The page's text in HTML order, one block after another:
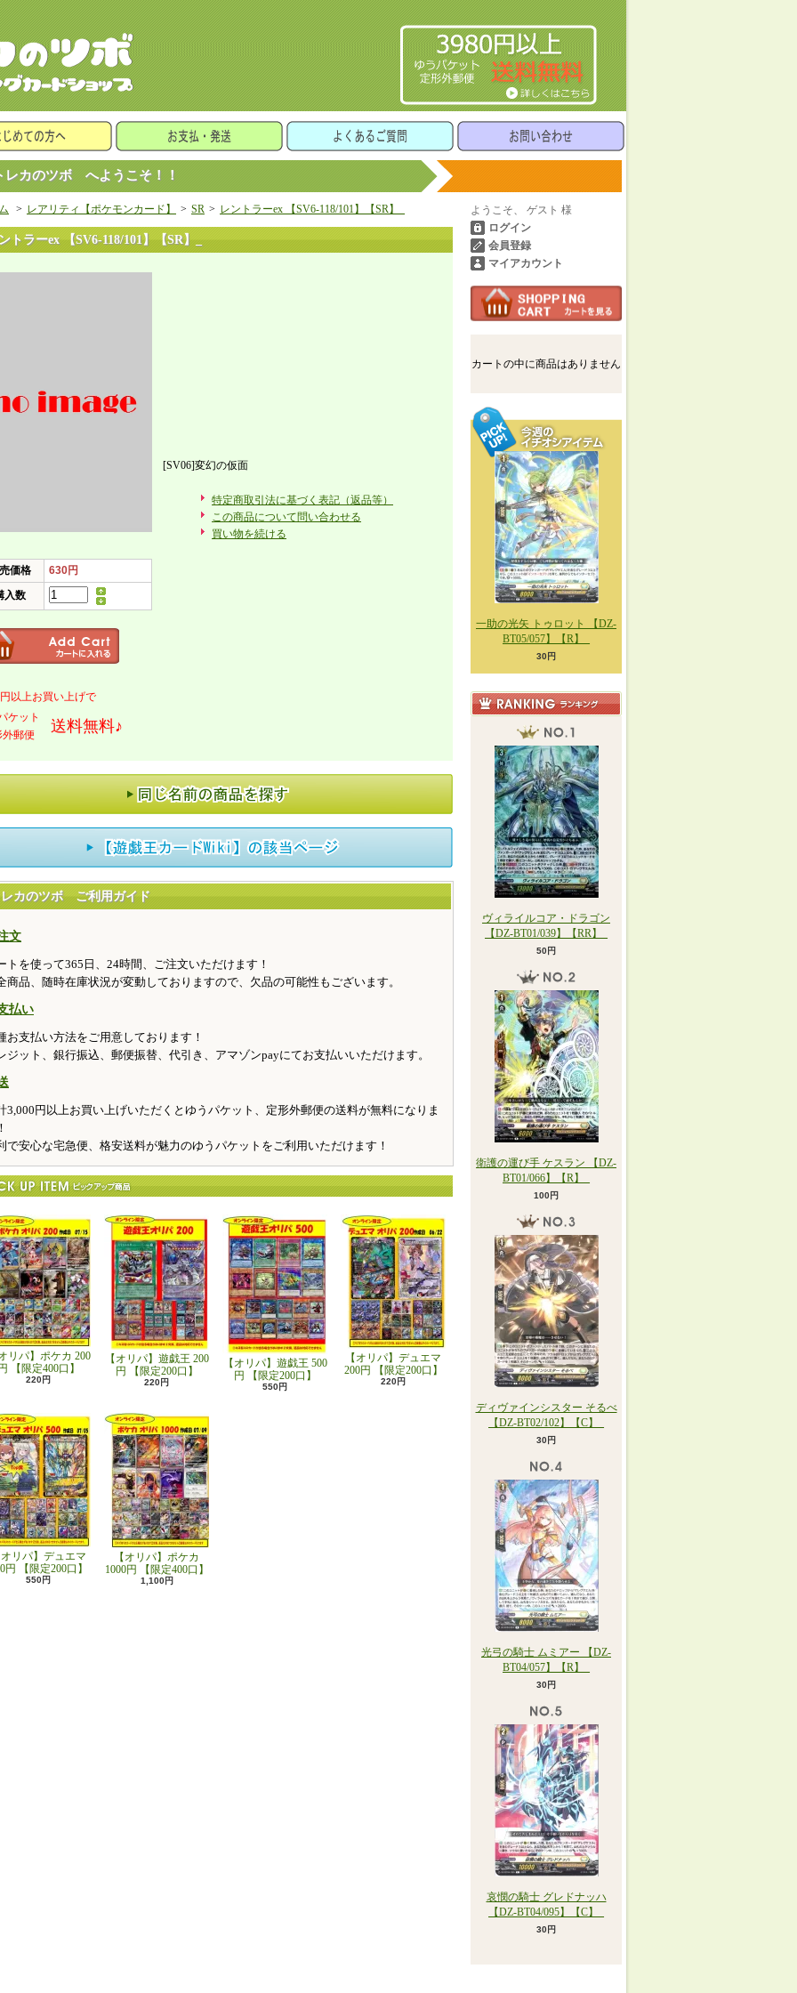
カのツボ へようこそ！！
> レアリティ【ポケモンカード】 > SR > レントラーex 【SV6-118/101】【SR】_
トラーex 【SV6-118/101】【SR】_
価格
630円
入数
以上お買い上げで
ケット
外郵便
送料無料♪
[SV06]変幻の仮面
特定商取引法に基づく表記（返品等）
この商品について問い合わせる
買い物を続ける
カのツボ ご利用ガイド
文
トを使って365日、24時間、ご注文いただけます！
品、随時在庫状況が変動しておりますので、欠品の可能性もございます。
払い
お支払い方法をご用意しております！
ジット、銀行振込、郵便振替、代引き、アマゾンpayにてお支払いいただけます。
3,000円以上お買い上げいただくとゆうパケット、定形外郵便の送料が無料になりま
で安心な宅急便、格安送料が魅力のゆうパケットをご利用いただけます！
リパ】ポケカ 200
【限定400口】
220円
【オリパ】遊戯王 200
円 【限定200口】
220円
【オリパ】遊戯王 500
円 【限定200口】
550円
【オリパ】デュエマ
200円 【限定200口】
220円
リパ】デュエマ
円 【限定200口】
550円
【オリパ】ポケカ
1000円 【限定400口】
1,100円
ようこそ、 ゲスト 様
ログイン
会員登録
マイアカウント
カートの中に商品はありません
一助の光矢 トゥロット 【DZ-
BT05/057】【R】_
30円
ヴィライルコア・ドラゴン
【DZ-BT01/039】【RR】_
50円
衛護の運び手 ケスラン 【DZ-
BT01/066】【R】_
100円
ディヴァインシスター そるべ
【DZ-BT02/102】【C】_
30円
光弓の騎士 ムミアー 【DZ-
BT04/057】【R】_
30円
哀憫の騎士 グレドナッハ
【DZ-BT04/095】【C】_
30円